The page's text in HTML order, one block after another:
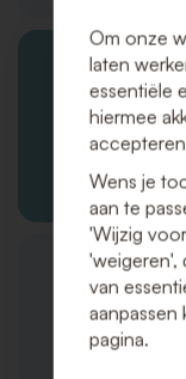
Om onze
laten
essentiële
hiermee
Wens je
aan te
'Wijzig
'weigeren',
van
aanpassen
pagina.